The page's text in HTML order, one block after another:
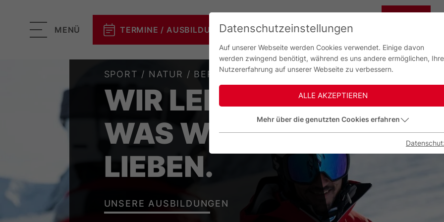
MENÜ TERMINE / AUSBILDUNG
SPORT / NATUR / BERGE
WIR LEBEN
WAS WIR
LIEBEN.
UNSERE AUSBILDUNGEN
Datenschutzeinstellungen
Auf unserer Webseite werden Cookies verwendet. Einige davon
werden zwingend benötigt, während es uns andere ermöglichen, Ihre
Nutzererfahrung auf unserer Webseite zu verbessern.
ALLE AKZEPTIEREN
Mehr über die genutzten Cookies erfahren